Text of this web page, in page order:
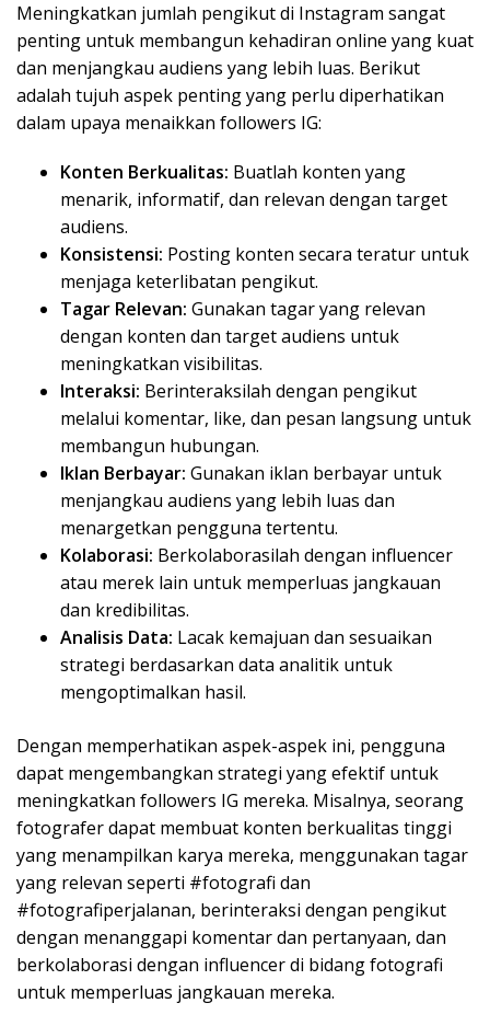
Meningkatkan jumlah pengikut di Instagram sangat
penting untuk membangun kehadiran online yang kuat
dan menjangkau audiens yang lebih luas. Berikut
adalah tujuh aspek penting yang perlu diperhatikan
dalam upaya menaikkan followers IG:
Konten Berkualitas: Buatlah konten yang
menarik, informatif, dan relevan dengan target
audiens.
Konsistensi: Posting konten secara teratur untuk
menjaga keterlibatan pengikut.
Tagar Relevan: Gunakan tagar yang relevan
dengan konten dan target audiens untuk
meningkatkan visibilitas.
Interaksi: Berinteraksilah dengan pengikut
melalui komentar, like, dan pesan langsung untuk
membangun hubungan.
Iklan Berbayar: Gunakan iklan berbayar untuk
menjangkau audiens yang lebih luas dan
menargetkan pengguna tertentu.
Kolaborasi: Berkolaborasilah dengan influencer
atau merek lain untuk memperluas jangkauan
dan kredibilitas.
Analisis Data: Lacak kemajuan dan sesuaikan
strategi berdasarkan data analitik untuk
mengoptimalkan hasil.
Dengan memperhatikan aspek-aspek ini, pengguna
dapat mengembangkan strategi yang efektif untuk
meningkatkan followers IG mereka. Misalnya, seorang
fotografer dapat membuat konten berkualitas tinggi
yang menampilkan karya mereka, menggunakan tagar
yang relevan seperti #fotografi dan
#fotografiperjalanan, berinteraksi dengan pengikut
dengan menanggapi komentar dan pertanyaan, dan
berkolaborasi dengan influencer di bidang fotografi
untuk memperluas jangkauan mereka.